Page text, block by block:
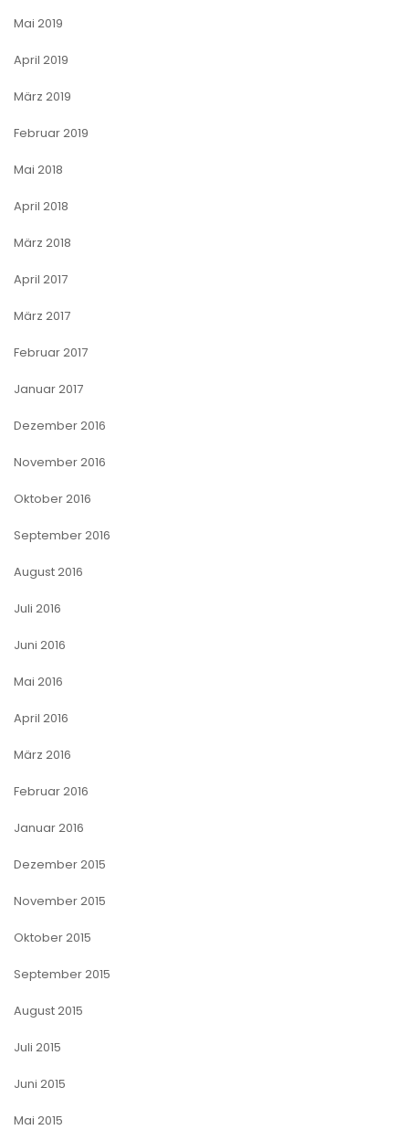
Mai 2019
April 2019
März 2019
Februar 2019
Mai 2018
April 2018
März 2018
April 2017
März 2017
Februar 2017
Januar 2017
Dezember 2016
November 2016
Oktober 2016
September 2016
August 2016
Juli 2016
Juni 2016
Mai 2016
April 2016
März 2016
Februar 2016
Januar 2016
Dezember 2015
November 2015
Oktober 2015
September 2015
August 2015
Juli 2015
Juni 2015
Mai 2015